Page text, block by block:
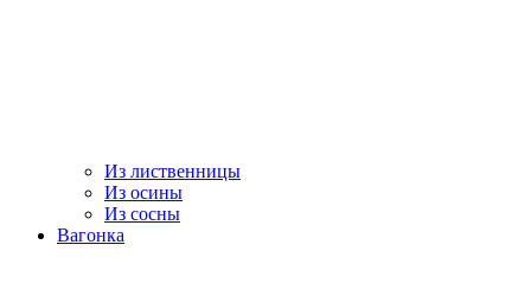
Из лиственницы
Из осины
Из сосны
Вагонка